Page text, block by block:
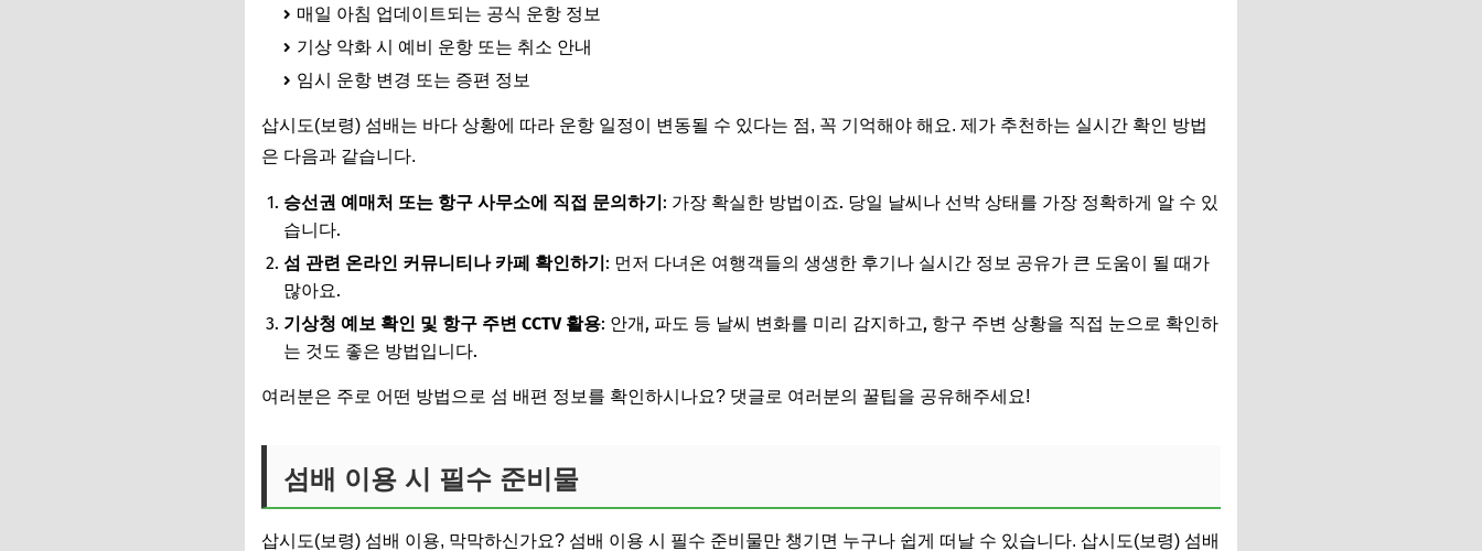
매일 아침 업데이트되는 공식 운항 정보
기상 악화 시 예비 운항 또는 취소 안내
임시 운항 변경 또는 증편 정보
삽시도(보령) 섬배는 바다 상황에 따라 운항 일정이 변동될 수 있다는 점, 꼭 기억해야 해요. 제가 추천하는 실시간 확인 방법
은 다음과 같습니다.
승선권 예매처 또는 항구 사무소에 직접 문의하기: 가장 확실한 방법이죠. 당일 날씨나 선박 상태를 가장 정확하게 알 수 있
습니다.
섬 관련 온라인 커뮤니티나 카페 확인하기: 먼저 다녀온 여행객들의 생생한 후기나 실시간 정보 공유가 큰 도움이 될 때가
많아요.
기상청 예보 확인 및 항구 주변 CCTV 활용: 안개, 파도 등 날씨 변화를 미리 감지하고, 항구 주변 상황을 직접 눈으로 확인하
는 것도 좋은 방법입니다.
여러분은 주로 어떤 방법으로 섬 배편 정보를 확인하시나요? 댓글로 여러분의 꿀팁을 공유해주세요!
섬배 이용 시 필수 준비물
삽시도(보령) 섬배 이용, 막막하신가요? 섬배 이용 시 필수 준비물만 챙기면 누구나 쉽게 떠날 수 있습니다. 삽시도(보령) 섬배